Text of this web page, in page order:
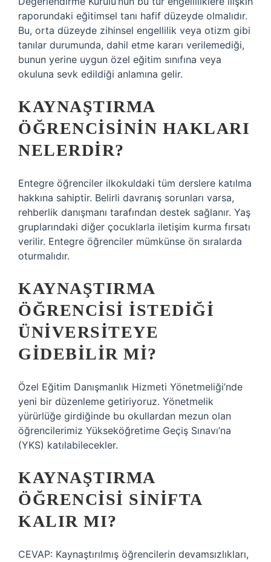
raporundaki eğitimsel tanı hafif düzeyde olmalıdır.
Bu, orta düzeyde zihinsel engellilik veya otizm gibi
tanılar durumunda, dahil etme kararı verilemediği,
bunun yerine uygun özel eğitim sınıfına veya
okuluna sevk edildiği anlamına gelir.
KAYNAŞTIRMA
ÖĞRENCISININ HAKLARI
NELERDIR?
Entegre öğrenciler ilkokuldaki tüm derslere katılma
hakkına sahiptir. Belirli davranış sorunları varsa,
rehberlik danışmanı tarafından destek sağlanır. Yaş
gruplarındaki diğer çocuklarla iletişim kurma fırsatı
verilir. Entegre öğrenciler mümkünse ön sıralarda
oturmalıdır.
KAYNAŞTIRMA
ÖĞRENCISI ISTEDIĞI
ÜNIVERSITEYE
GIDEBILIR MI?
Özel Eğitim Danışmanlık Hizmeti Yönetmeliği’nde
yeni bir düzenleme getiriyoruz. Yönetmelik
yürürlüğe girdiğinde bu okullardan mezun olan
öğrencilerimiz Yükseköğretime Geçiş Sınavı’na
(YKS) katılabilecekler.
KAYNAŞTIRMA
ÖĞRENCISI SINIFTA
KALIR MI?
CEVAP: Kaynaştırılmış öğrencilerin devamsızlıkları,